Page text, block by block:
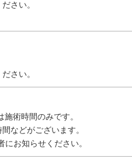
さい。
さい。
術時間のみです。
などがございます。
お知らせください。